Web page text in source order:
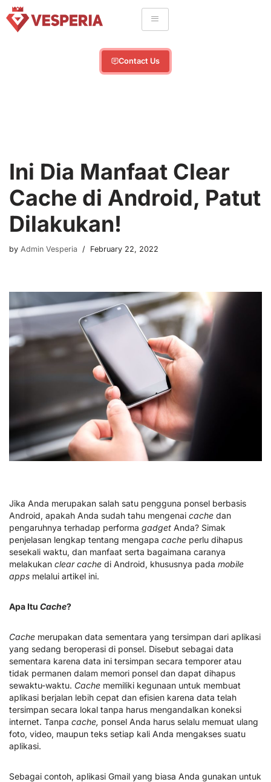
Skip
Contact Us
Ini Dia Manfaat Clear
Cache di Android, Patut
Dilakukan!
by Admin Vesperia February 22, 2022
Jika Anda merupakan salah satu pengguna ponsel berbasis
Android, apakah Anda sudah tahu mengenai cache dan
pengaruhnya terhadap performa gadget Anda? Simak
penjelasan lengkap tentang mengapa cache perlu dihapus
sesekali waktu, dan manfaat serta bagaimana caranya
melakukan clear cache di Android, khususnya pada mobile
apps melalui artikel ini.
Apa Itu Cache?
Cache merupakan data sementara yang tersimpan dari aplikasi
yang sedang beroperasi di ponsel. Disebut sebagai data
sementara karena data ini tersimpan secara temporer atau
tidak permanen dalam memori ponsel dan dapat dihapus
sewaktu-waktu. Cache memiliki kegunaan untuk membuat
aplikasi berjalan lebih cepat dan efisien karena data telah
tersimpan secara lokal tanpa harus mengandalkan koneksi
internet. Tanpa cache, ponsel Anda harus selalu memuat ulang
foto, video, maupun teks setiap kali Anda mengakses suatu
aplikasi.
Sebagai contoh, aplikasi Gmail yang biasa Anda gunakan untuk